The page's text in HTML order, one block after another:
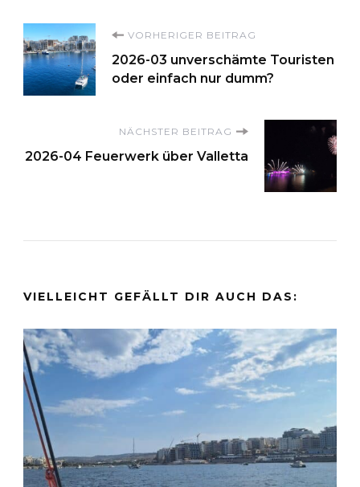
Beitragsnavigation
VORHERIGER BEITRAG
2026-03 unverschämte Touristen
oder einfach nur dumm?
NÄCHSTER BEITRAG
2026-04 Feuerwerk über Valletta
VIELLEICHT GEFÄLLT DIR AUCH DAS: